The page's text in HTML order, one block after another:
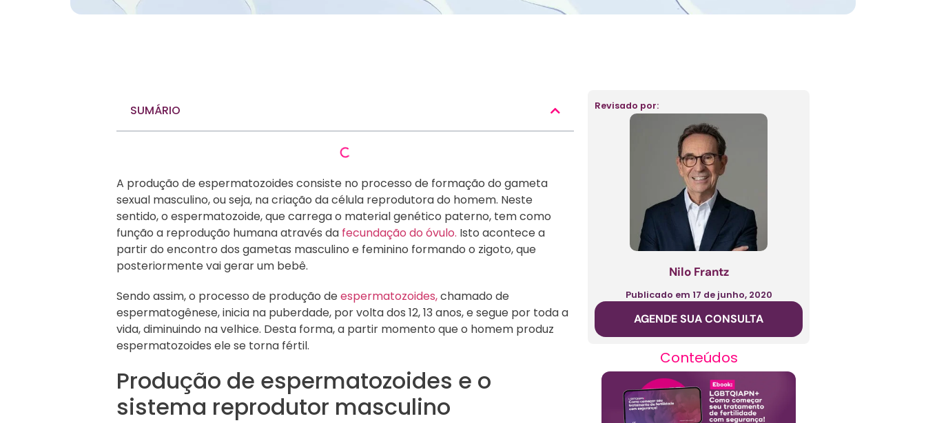
SUMÁRIO
A produção de espermatozoides consiste no processo de formação do gameta
sexual masculino, ou seja, na criação da célula reprodutora do homem. Neste
sentido, o espermatozoide, que carrega o material genético paterno, tem como
função a reprodução humana através da fecundação do óvulo. Isto acontece a
partir do encontro dos gametas masculino e feminino formando o zigoto, que
posteriormente vai gerar um bebê.
Sendo assim, o processo de produção deespermatozoides,chamado de
espermatogênese, inicia na puberdade, por volta dos 12, 13 anos, e segue por toda a
vida, diminuindo na velhice. Desta forma, a partir momento que o homem produz
espermatozoides ele se torna fértil.
Produção de espermatozoides e o
sistema reprodutor masculino
Revisado por:
Nilo Frantz
Publicado em 17 de junho, 2020
AGENDE SUA CONSULTA
Conteúdos